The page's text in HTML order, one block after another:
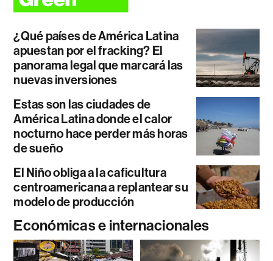
¿Qué países de América Latina
apuestan por el fracking? El
panorama legal que marcará las
nuevas inversiones
Estas son las ciudades de
América Latina donde el calor
nocturno hace perder más horas
de sueño
El Niño obliga a la caficultura
centroamericana a replantear su
modelo de producción
Económicas e internacionales